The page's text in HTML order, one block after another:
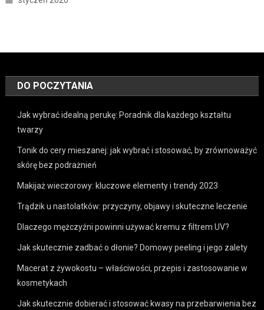
DO POCZYTANIA
Jak wybrać idealną perukę: Poradnik dla każdego kształtu
twarzy
Tonik do cery mieszanej: jak wybrać i stosować, by zrównoważyć
skórę bez podrażnień
Makijaż wieczorowy: kluczowe elementy i trendy 2023
Trądzik u nastolatków: przyczyny, objawy i skuteczne leczenie
Dlaczego mężczyźni powinni używać kremu z filtrem UV?
Jak skutecznie zadbać o dłonie? Domowy peeling i jego zalety
Macerat z żywokostu – właściwości, przepis i zastosowanie w
kosmetykach
Jak skutecznie dobierać i stosować kwasy na przebarwienia bez